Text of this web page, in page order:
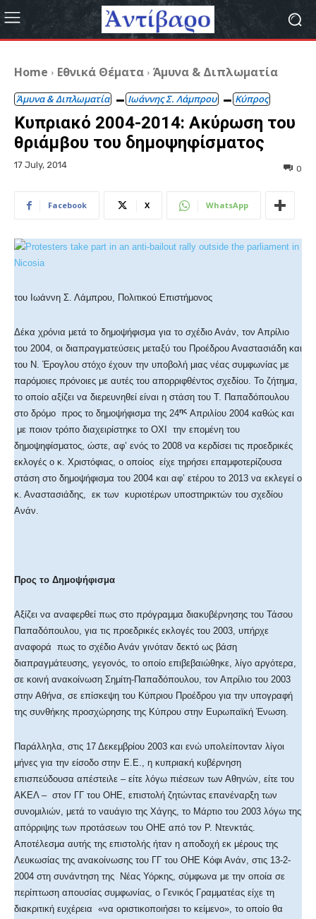
Home Εθνικά Θέματα Άμυνα & Διπλωματία
Άμυνα & Διπλωματία Ιωάννης Σ. Λάμπρου Κύπρος
Κυπριακό 2004-2014: Ακύρωση του
θριάμβου του δημοψηφίσματος
17 July, 2014 0
Facebook X WhatsApp
του Ιωάννη Σ. Λάμπρου, Πολιτικού Επιστήμονος
Δέκα χρόνια μετά το δημοψήφισμα για το σχέδιο Ανάν, τον Απρίλιο
του 2004, οι διαπραγματεύσεις μεταξύ του Προέδρου Αναστασιάδη και
του Ν. Έρογλου στόχο έχουν την υποβολή μιας νέας συμφωνίας με
παρόμοιες πρόνοιες με αυτές του απορριφθέντος σχεδίου. Το ζήτημα,
το οποίο αξίζει να διερευνηθεί είναι η στάση του Τ. Παπαδόπουλου
στο δρόμο προς το δημοψήφισμα της 24ης Απριλίου 2004 καθώς και
με ποιον τρόπο διαχειρίστηκε το ΟΧΙ την επομένη του
δημοψηφίσματος, ώστε, αφ’ ενός το 2008 να κερδίσει τις προεδρικές
εκλογές ο κ. Χριστόφιας, ο οποίος είχε τηρήσει επαμφοτερίζουσα
στάση στο δημοψήφισμα του 2004 και αφ’ ετέρου το 2013 να εκλεγεί ο
κ. Αναστασιάδης, εκ των κυριοτέρων υποστηρικτών του σχεδίου
Ανάν.
Προς το Δημοψήφισμα
Αξίζει να αναφερθεί πως στο πρόγραμμα διακυβέρνησης του Τάσου
Παπαδόπουλου, για τις προεδρικές εκλογές του 2003, υπήρχε
αναφορά πως το σχέδιο Ανάν γινόταν δεκτό ως βάση
διαπραγμάτευσης, γεγονός, το οποίο επιβεβαιώθηκε, λίγο αργότερα,
σε κοινή ανακοίνωση Σημίτη-Παπαδόπουλου, τον Απρίλιο του 2003
στην Αθήνα, σε επίσκεψη του Κύπριου Προέδρου για την υπογραφή
της συνθήκης προσχώρησης της Κύπρου στην Ευρωπαϊκή Ένωση.
Παράλληλα, στις 17 Δεκεμβρίου 2003 και ενώ υπολείπονταν λίγοι
μήνες για την είσοδο στην Ε.Ε., η κυπριακή κυβέρνηση
επισπεύδουσα απέστειλε – είτε λόγω πιέσεων των Αθηνών, είτε του
ΑΚΕΛ – στον ΓΓ του ΟΗΕ, επιστολή ζητώντας επανέναρξη των
συνομιλιών, μετά το ναυάγιο της Χάγης, το Μάρτιο του 2003 λόγω της
απόρριψης των προτάσεων του ΟΗΕ από τον Ρ. Ντενκτάς.
Αποτέλεσμα αυτής της επιστολής ήταν η αποδοχή εκ μέρους της
Λευκωσίας της ανακοίνωσης του ΓΓ του ΟΗΕ Κόφι Ανάν, στις 13-2-
2004 στη συνάντηση της Νέας Υόρκης, σύμφωνα με την οποία σε
περίπτωση απουσίας συμφωνίας, ο Γενικός Γραμματέας είχε τη
διακριτική ευχέρεια «να οριστικοποιήσει το κείμενο», το οποίο θα